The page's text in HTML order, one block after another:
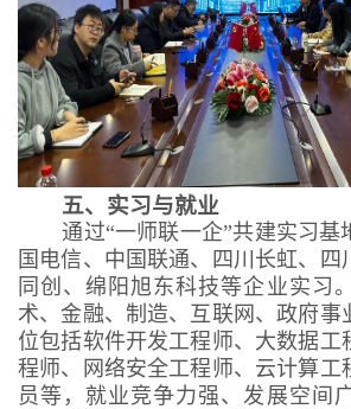
五、实习与就业
通过“一师联一企”共建实习基
国电信、中国联通、四川长虹、四
同创、绵阳旭东科技等企业实习
术、金融、制造、互联网、政府事
位包括软件开发工程师、大数据工
程师、网络安全工程师、云计算工
员等，就业竞争力强、发展空间